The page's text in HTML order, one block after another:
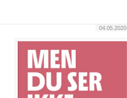
04.05.2020